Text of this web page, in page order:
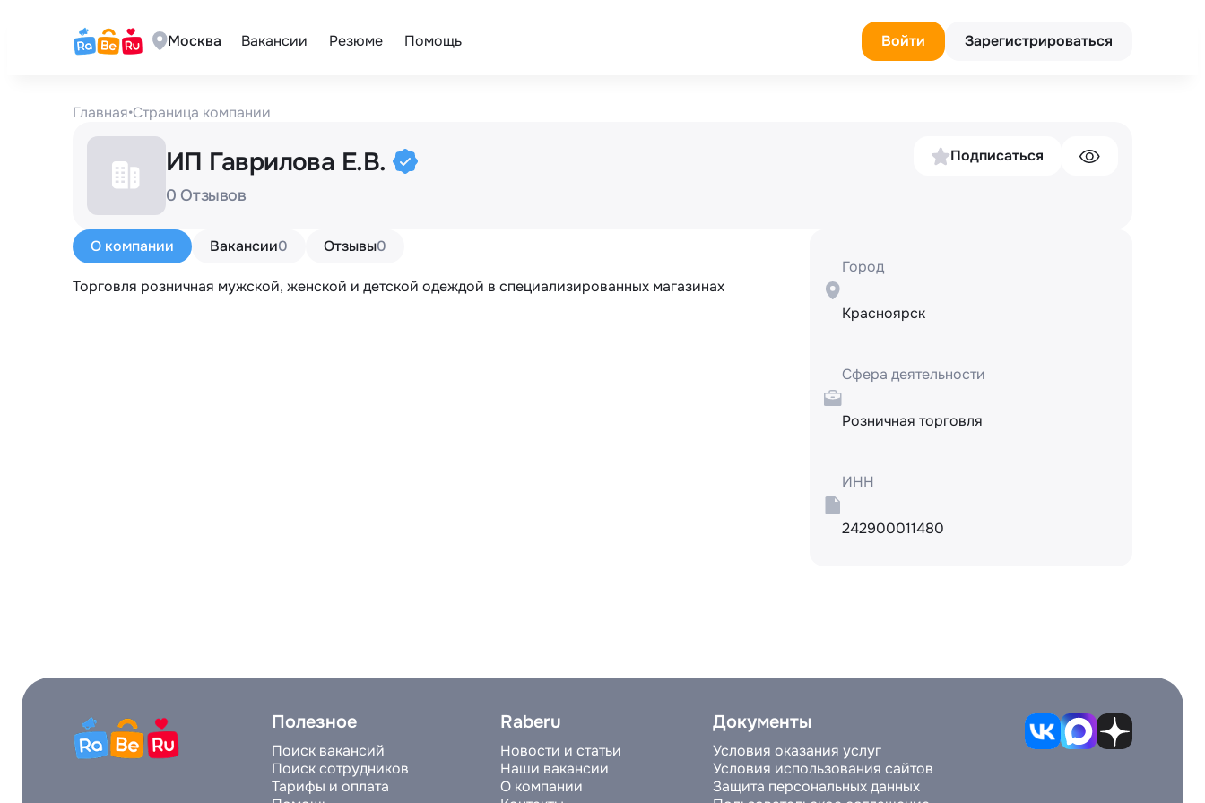
Москва Вакансии Резюме Помощь Войти Зарегистрироваться
Главная•Страница компании
ИП Гаврилова Е.В.
0 Отзывов
Подписаться
О компании Вакансии0 Отзывы0
Торговля розничная мужской, женской и детской одеждой в специализированных магазинах
Город
Красноярск
Сфера деятельности
Розничная торговля
ИНН
242900011480
Полезное
Поиск вакансий
Поиск сотрудников
Тарифы и оплата
Raberu
Новости и статьи
Наши вакансии
О компании
Документы
Условия оказания услуг
Условия использования сайтов
Защита персональных данных